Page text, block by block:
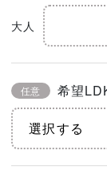
大人
任意 希望